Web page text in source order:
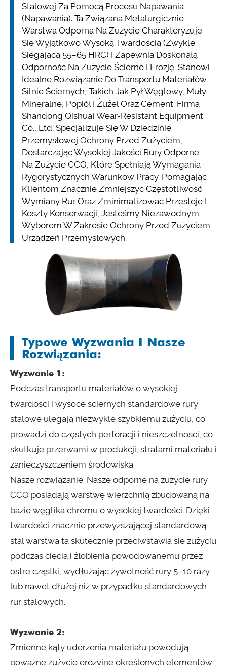
Stalowej Za Pomocą Procesu Napawania
(napawania). Ta Związana Metalurgicznie
Warstwa Odporna Na Zużycie Charakteryzuje
Się Wyjątkowo Wysoką Twardością (zwykle
Sięgającą 55–65 HRC) I Zapewnia Doskonałą
Odporność Na Zużycie Ścierne I Erozję. Stanowi
Idealne Rozwiązanie Do Transportu Materiałów
Silnie Ściernych, Takich Jak Pył Węglowy, Muły
Mineralne, Popiół I Żużel Oraz Cement. Firma
Shandong Qishuai Wear-Resistant Equipment
Co., Ltd. Specjalizuje Się W Dziedzinie
Przemysłowej Ochrony Przed Zużyciem,
Dostarczając Wysokiej Jakości Rury Odporne
Na Zużycie CCO, Które Spełniają Wymagania
Rygorystycznych Warunków Pracy. Pomagając
Klientom Znacznie Zmniejszyć Częstotliwość
Wymiany Rur Oraz Zminimalizować Przestoje I
Koszty Konserwacji, Jesteśmy Niezawodnym
Wyborem W Zakresie Ochrony Przed Zużyciem
Urządzeń Przemysłowych.
Typowe Wyzwania I Nasze
Rozwiązania:
Wyzwanie 1:
Podczas transportu materiałów o wysokiej
twardości i wysoce ściernych standardowe rury
stalowe ulegają niezwykle szybkiemu zużyciu, co
prowadzi do częstych perforacji i nieszczelności, co
skutkuje przerwami w produkcji, stratami materiału i
zanieczyszczeniem środowiska.
Nasze rozwiązanie: Nasze odporne na zużycie rury
CCO posiadają warstwę wierzchnią zbudowaną na
bazie węglika chromu o wysokiej twardości. Dzięki
twardości znacznie przewyższającej standardową
stal warstwa ta skutecznie przeciwstawia się zużyciu
podczas cięcia i żłobienia powodowanemu przez
ostre cząstki, wydłużając żywotność rury 5–10 razy
lub nawet dłużej niż w przypadku standardowych
rur stalowych.
Wyzwanie 2:
Zmienne kąty uderzenia materiału powodują
poważne zużycie erozyjne określonych elementów